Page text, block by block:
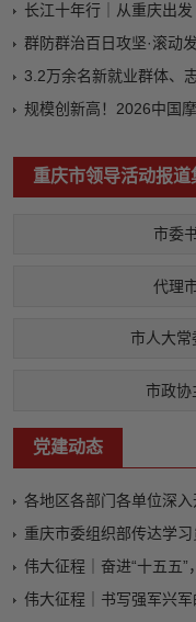
长江十年行｜从重庆出发
规模创新高！2026中国
重庆市领导活动报道
市委
代理
市人大常
市政协
党建动态
重庆市委组织部传达学
伟大征程｜奋进“十五五”
伟大征程｜书写强军兴